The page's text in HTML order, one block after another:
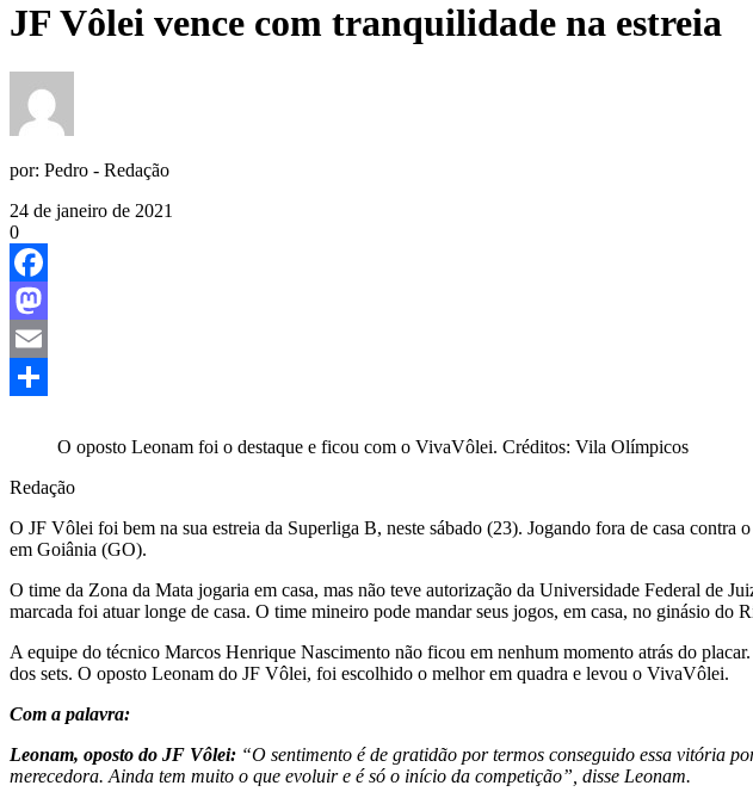
JF Vôlei vence com tranquilidade na estreia
por: Pedro - Redação
24 de janeiro de 2021
0
Facebook
Mastodon
Email
O oposto Leonam foi o destaque e ficou com o VivaVôlei. Créditos: Vila Olímpicos
Redação
O JF Vôlei foi bem na sua estreia da Superliga B, neste sábado (23). Jogando fora de casa
em Goiânia (GO).
O time da Zona da Mata jogaria em casa, mas não teve autorização da Universidade Federal de
marcada foi atuar longe de casa. O time mineiro pode mandar seus jogos, em casa, no ginásio do
A equipe do técnico Marcos Henrique Nascimento não ficou em nenhum momento atrás do
dos sets. O oposto Leonam do JF Vôlei, foi escolhido o melhor em quadra e levou o VivaVôlei.
Com a palavra:
Leonam, oposto do JF Vôlei: “O sentimento é de gratidão por termos conseguido essa vitória
merecedora. Ainda tem muito o que evoluir e é só o início da competição”, disse Leonam.